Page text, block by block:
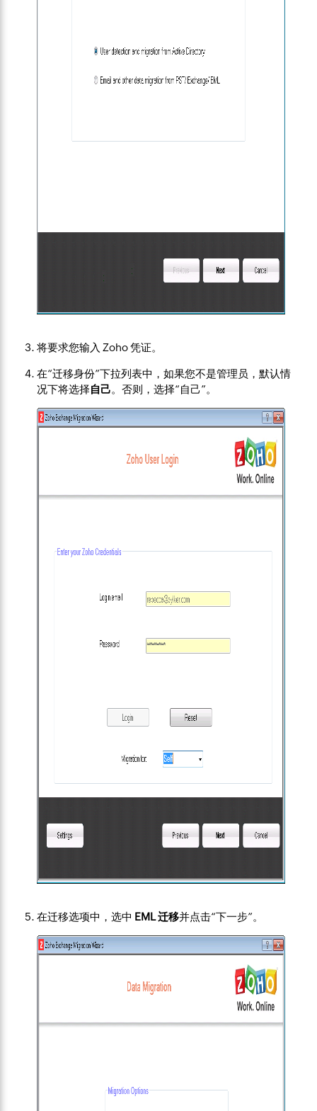
将要求您输入 Zoho 凭证。
在“迁移身份”下拉列表中，如果您不是管理员，默认情
况下将选择自己。否则，选择“自己”。
在迁移选项中，选中 EML 迁移并点击“下一步”。